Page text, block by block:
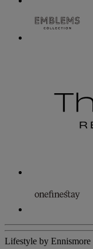
Lifestyle by Ennismore